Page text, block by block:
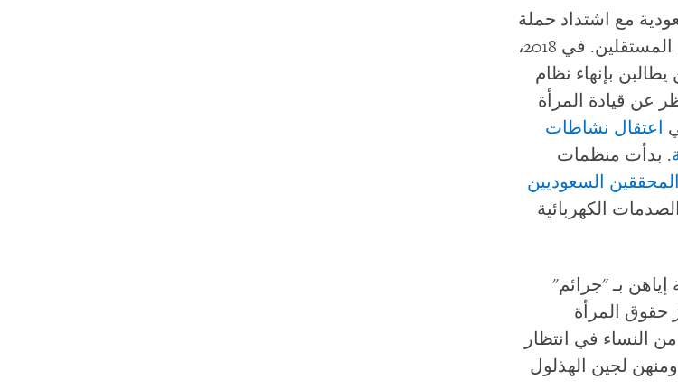
مع اشتداد حملة
القمع على المعارضين، والنشطاء الحقوقيين، ورجال الدين المستقلين. في 2018،
بإنهاء نظام
من رفع الحظر عن قيادة المرأة
اعتقال نشاطات
. بدأت منظمات
السعوديين
الكهربائية
بـ "جرائم"
حقوق المرأة
من النساء في انتظار
ومنهن لجين الهذلول